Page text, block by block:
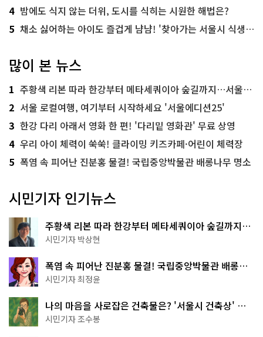
4 밤에도 식지 않는 더위, 도시를 식히는 시원한 해법은?
5 채소 싫어하는 아이도 즐겁게 냠냠! '찾아가는 서울시 식생활 교육' 현장
많이 본 뉴스
1 주황색 리본 따라 한강부터 메타세쿼이아 숲길까지…서울둘레길 15코스
2 서울 로컬여행, 여기부터 시작하세요 '서울에디션25'
3 한강 다리 아래서 영화 한 편! '다리밑 영화관' 무료 상영
4 우리 아이 체력이 쑥쑥! 클라이밍 키즈카페·어린이 체력장
5 폭염 속 피어난 진분홍 물결! 국립중앙박물관 배롱나무 명소
시민기자 인기뉴스
주황색 리본 따라 한강부터 메타세쿼이아 숲길까지…
서울둘레길 15코스
시민기자 박상현
폭염 속 피어난 진분홍 물결! 국립중앙박물관 배롱나
무 명소
시민기자 최정윤
나의 마음을 사로잡은 건축물은? '서울시 건축상' 수
상작 공개!
시민기자 조수봉